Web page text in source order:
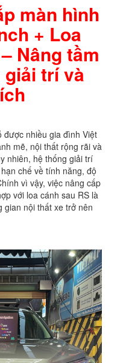
màn hình
+ Loa
Nâng tầm
trí và
được nhiều gia đình Việt
mẽ, nội thất rộng rãi và
nhiên, hệ thống giải trí
chế về tính năng, độ
vì vậy, việc nâng cấp
với loa cánh sau RS là
gian nội thất xe trở nên